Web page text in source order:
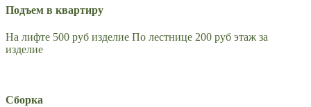
Подъем в квартиру
На лифте 500 руб изделие По лестнице 200 руб этаж за
изделие
Сборка